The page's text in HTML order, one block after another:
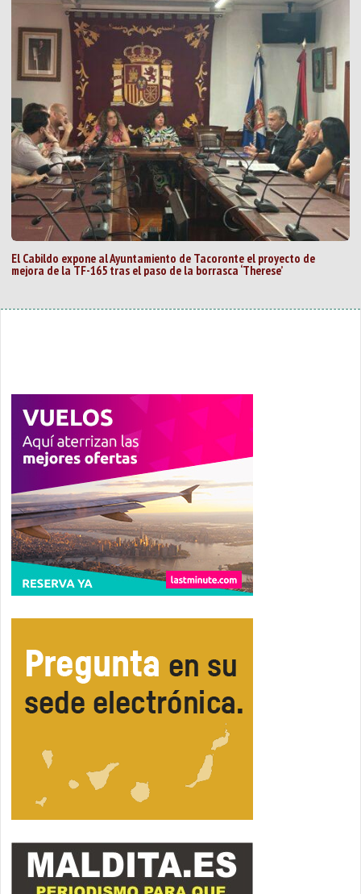
El Cabildo expone al Ayuntamiento de Tacoronte el proyecto de
mejora de la TF-165 tras el paso de la borrasca ‘Therese’